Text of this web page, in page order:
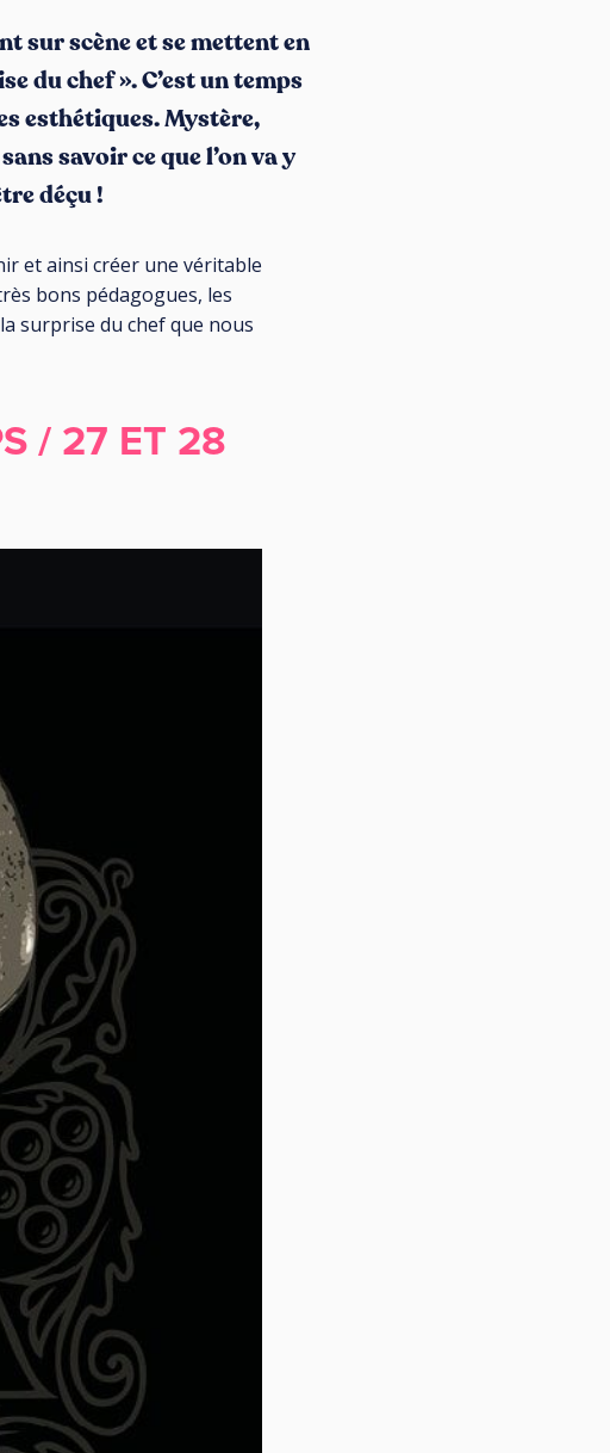
sur scène et se mettent en
du chef ». C’est un temps
esthétiques. Mystère,
savoir ce que l’on va y
déçu !
et ainsi créer une véritable
bons pédagogues, les
surprise du chef que nous
/ 27 ET 28